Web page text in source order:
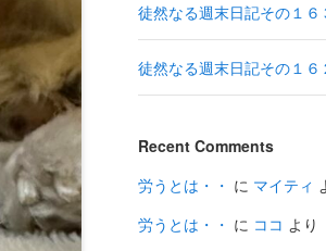
徒然なる週末日記その１６
徒然なる週末日記その１６
Recent Comments
労うとは・・ に マイティ
労うとは・・ に ココ より